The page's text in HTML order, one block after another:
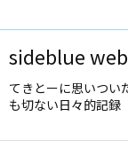
sideblue
てきとーに思いつい
も切ない日々的記録